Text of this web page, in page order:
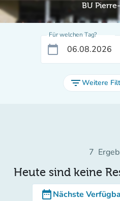
BU
Für welchen Tag?
calendar_today
filter_listWeitere
7
Heute sind keine
date_rangeNächste